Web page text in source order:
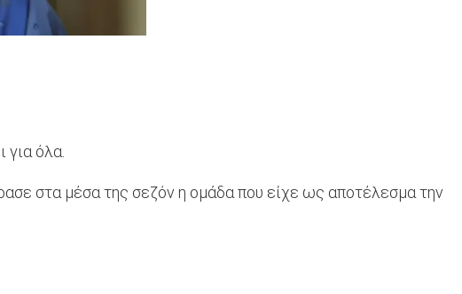
όλα.
στα μέσα της σεζόν η ομάδα που είχε ως αποτέλεσμα την